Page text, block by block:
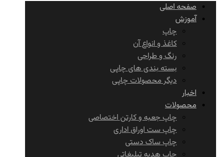
صفحه اصلی
آموزش
چاپ
کاغذ و انواع آن
رنگ و طراحی
بسته بندی های چاپی
دیگر محصولات چاپی
اخبار
محصولات
چاپ جعبه و کارتن اختصاصی
چاپ ست اوراق اداری
چاپ ساک دستی